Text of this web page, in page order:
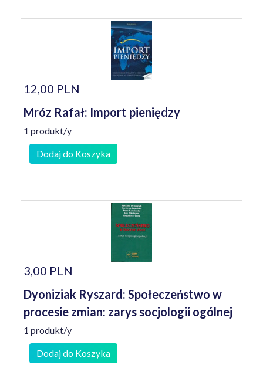
12,00 PLN
Mróz Rafał: Import pieniędzy
1 produkt/y
Dodaj do Koszyka
3,00 PLN
Dyoniziak Ryszard: Społeczeństwo w
procesie zmian: zarys socjologii ogólnej
1 produkt/y
Dodaj do Koszyka